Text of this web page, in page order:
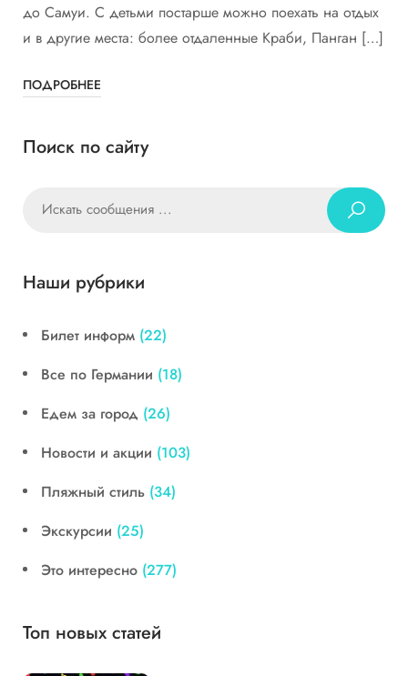
до Самуи. С детьми постарше можно поехать на отдых
и в другие места: более отдаленные Краби, Панган […]
ПОДРОБНЕЕ
Поиск по сайту
Наши рубрики
Билет информ (22)
Все по Германии (18)
Едем за город (26)
Новости и акции (103)
Пляжный стиль (34)
Экскурсии (25)
Это интересно (277)
Топ новых статей